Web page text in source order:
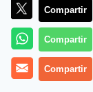
Más información
Compartir
Compartir
Compartir